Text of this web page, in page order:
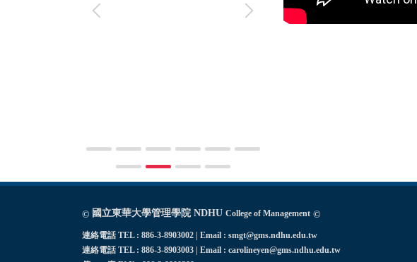
© 國立東華大學管理學院 NDHU College of Management ©
連絡電話 TEL : 886-3-8903002 | Email : smgt@gms.ndhu.edu.tw
連絡電話 TEL : 886-3-8903003 | Email : carolineyen@gms.ndhu.edu.tw